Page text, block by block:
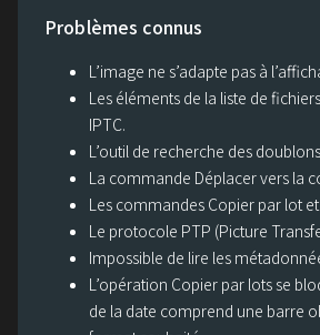
Problèmes connus
L’image ne s’adapte pas à
Les éléments de la liste de
IPTC.
L’outil de recherche des
La commande Déplacer vers la
Les commandes Copier par lot
Le protocole PTP (Picture
Impossible de lire les
L’opération Copier par lots se
de la date comprend une barre